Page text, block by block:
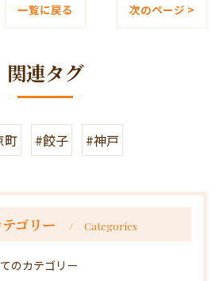
一覧に戻る 次のページ >
関連タグ
町 #餃子 #神戸
テゴリー Categories
のカテゴリー